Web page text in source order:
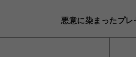
悪意に染まったプレ